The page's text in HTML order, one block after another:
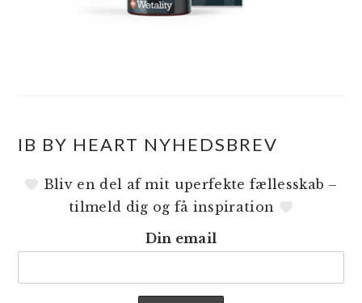
IB BY HEART NYHEDSBREV
Bliv en del af mit uperfekte fællesskab –
tilmeld dig og få inspiration
Din email